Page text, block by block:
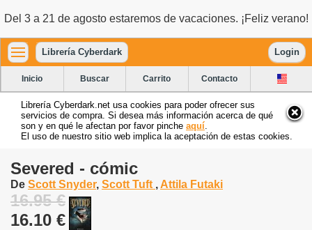
Del 3 a 21 de agosto estaremos de vacaciones. ¡Feliz verano!
Librería Cyberdark Login
Inicio Buscar Carrito Contacto
Librería Cyberdark.net usa cookies para poder ofrecer sus
servicios de compra. Si desea más información acerca de qué
son y en qué le afectan por favor pinche aquí
El uso de nuestro sitio web implica la aceptación de estas cookies.
Severed - cómic
De Scott Snyder, Scott Tuft , Attila Futaki
16.95 €
16.10 €